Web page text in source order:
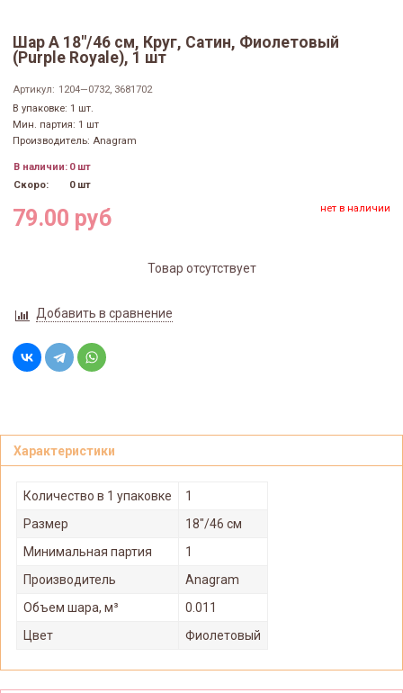
Шар А 18"/46 см, Круг, Сатин, Фиолетовый
(Purple Royale), 1 шт
Артикул: 1204—0732, 3681702
В упаковке: 1 шт.
Мин. партия: 1 шт
Производитель: Anagram
В наличии: 0 шт
Скоро:
0 шт
79.00 руб нет в наличии
Товар отсутствует
Добавить в сравнение
Характеристики
Количество в 1 упаковке
1
Размер
18"/46 см
Минимальная партия
1
Производитель
Anagram
Объем шара, м³
0.011
Цвет
Фиолетовый